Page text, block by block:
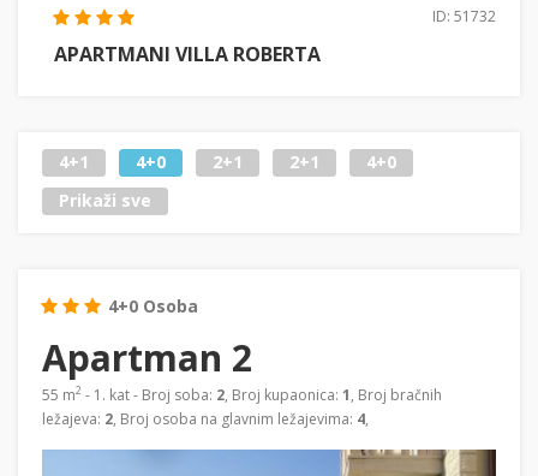
ID: 51732
APARTMANI VILLA ROBERTA
4+1 4+0 2+1 2+1
4+0
Prikaži sve
4+0 Osoba
Apartman 2
55 m2 - 1. kat - Broj soba: 2, Broj kupaonica: 1, Broj bračnih
ležajeva: 2, Broj osoba na glavnim ležajevima: 4,